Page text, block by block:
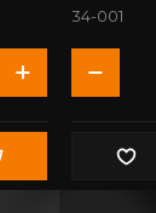
34-001